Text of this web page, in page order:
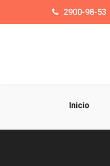
2900-98-53
Inicio